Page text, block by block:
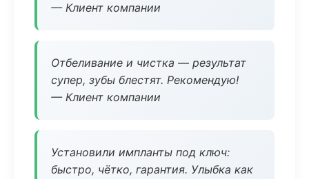
— Клиент компании
Отбеливание и чистка — результат
супер, зубы блестят. Рекомендую!
— Клиент компании
Установили импланты под ключ:
быстро, чётко, гарантия. Улыбка как